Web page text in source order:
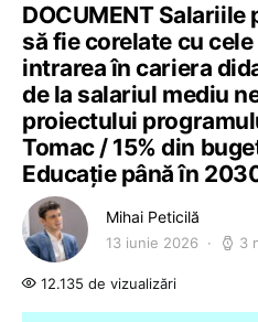
DOCUMENT
să fie corelate cu
intrarea în cariera
de la salariul mediu
proiectului
Tomac / 15% din
Educație până în
Mihai Peticilă
13 iunie 2026 3
12.135 de vizualizări